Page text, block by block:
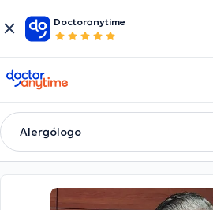
Doctoranytime
doctoranytime
Alergólogo